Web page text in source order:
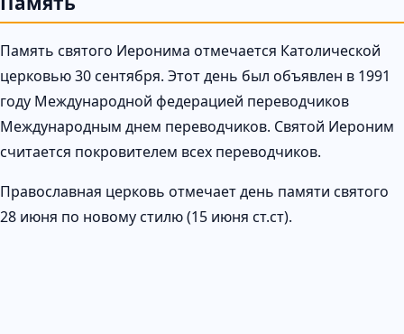
Память святого Иеронима отмечается Католической
церковью 30 сентября. Этот день был объявлен в 1991
году Международной федерацией переводчиков
Международным днем переводчиков. Святой Иероним
считается покровителем всех переводчиков.
Православная церковь отмечает день памяти святого
28 июня по новому стилю (15 июня ст.ст).